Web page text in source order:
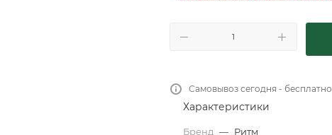
Самовывоз сегодня - бесплатно
Характеристики
Бренд — Ритм